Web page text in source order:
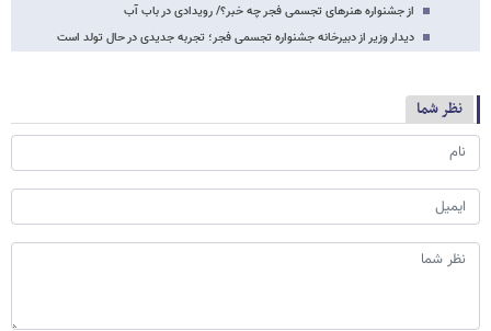
از جشنواره هنرهای تجسمی فجر چه خبر؟/ رویدادی در باب آب
دیدار وزیر از دبیرخانه جشنواره تجسمی فجر؛ تجربه جدیدی در حال تولد است
نظر شما